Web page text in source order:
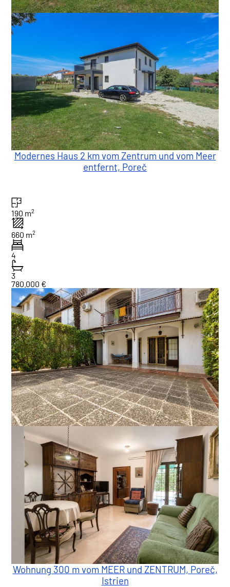
Modernes Haus 2 km vom Zentrum und vom Meer
entfernt, Poreč
190 m2
660 m2
4
3
780.000 €
Wohnung 300 m vom MEER und ZENTRUM, Poreč,
Istrien